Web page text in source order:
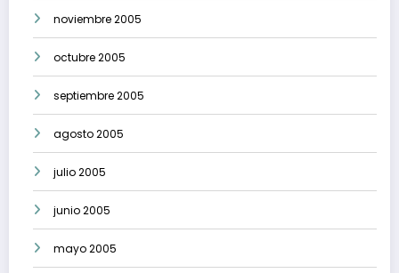
noviembre 2005
octubre 2005
septiembre 2005
agosto 2005
julio 2005
junio 2005
mayo 2005